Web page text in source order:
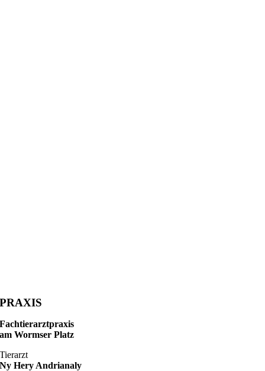
PRAXIS
Fachtierarztpraxis
am Wormser Platz
Tierarzt
Ny Hery Andrianaly